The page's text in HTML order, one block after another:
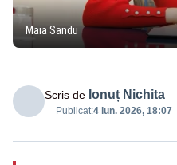
Maia Sandu
Scris de Ionuț Nichita
Publicat:4 iun. 2026, 18:07